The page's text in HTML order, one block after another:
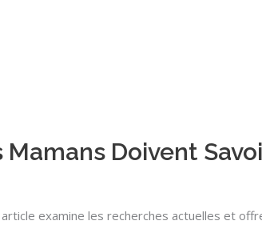
Mamans Doivent
examine les recherches actuelles et